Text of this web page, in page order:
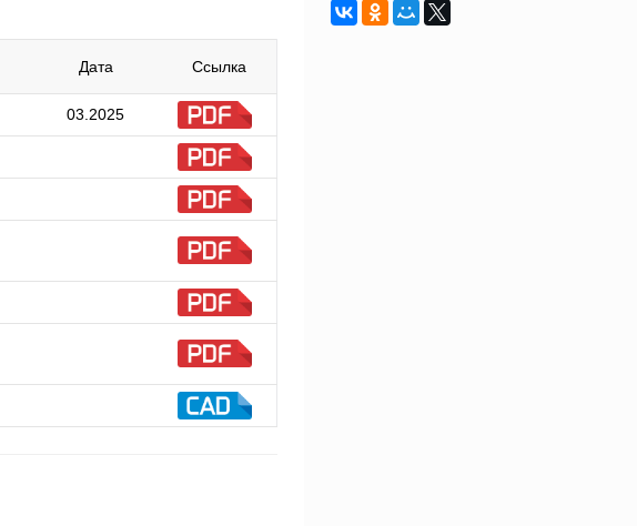
Дата Ссылка
03.2025